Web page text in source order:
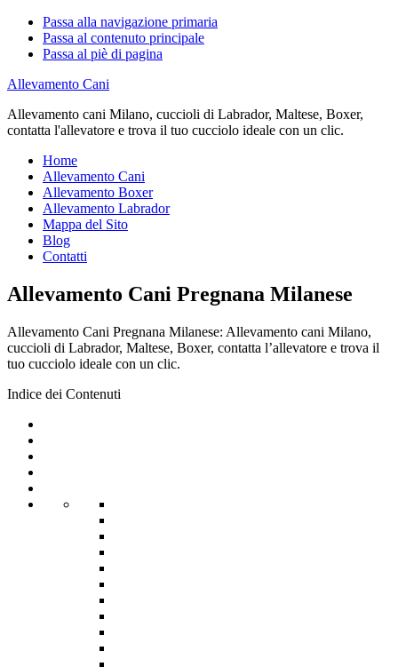
Passa alla navigazione primaria
Passa al contenuto principale
Passa al piè di pagina
Allevamento Cani
Allevamento cani Milano, cuccioli di Labrador, Maltese, Boxer,
contatta l'allevatore e trova il tuo cucciolo ideale con un clic.
Home
Allevamento Cani
Allevamento Boxer
Allevamento Labrador
Mappa del Sito
Blog
Contatti
Allevamento Cani Pregnana Milanese
Allevamento Cani Pregnana Milanese: Allevamento cani Milano,
cuccioli di Labrador, Maltese, Boxer, contatta l’allevatore e trova il
tuo cucciolo ideale con un clic.
Indice dei Contenuti